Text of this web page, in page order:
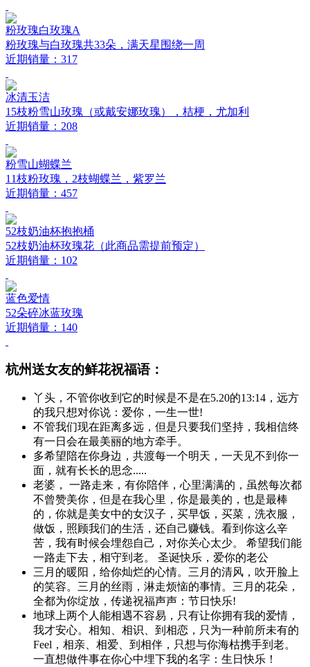
粉玫瑰白玫瑰A
粉玫瑰与白玫瑰共33朵，满天星围绕一周
近期销量：317
冰清玉洁
15枝粉雪山玫瑰（或戴安娜玫瑰），桔梗，尤加利
近期销量：208
粉雪山蝴蝶兰
11枝粉玫瑰，2枝蝴蝶兰，紫罗兰
近期销量：457
52枝奶油杯抱抱桶
52枝奶油杯玫瑰花（此商品需提前预定）
近期销量：102
蓝色爱情
52朵碎冰蓝玫瑰
近期销量：140
杭州送女友的鲜花祝福语：
丫头，不管你收到它的时候是不是在5.20的13:14，远方
的我只想对你说：爱你，一生一世!
不管我们现在距离多远，但是只要我们坚持，我相信终
有一日会在最美丽的地方牵手。
多希望陪在你身边，共渡每一个明天，一天见不到你一
面，就有长长的思念.....
老婆， 一路走来，有你陪伴，心里满满的，虽然每次都
不曾赞美你，但是在我心里，你是最美的，也是最棒
的，你就是美女中的女汉子，买早饭，买菜，洗衣服，
做饭，照顾我们的生活，还自己赚钱。看到你这么辛
苦，我有时候会埋怨自己，对你关心太少。 希望我们能
一路走下去，相守到老。 圣诞快乐，爱你的老公
三月的暖阳，给你灿烂的心情。三月的清风，吹开脸上
的笑容。三月的丝雨，淋走烦恼的事情。三月的花朵，
全都为你绽放，传递祝福声声：节日快乐!
地球上两个人能相遇不容易，只有让你拥有我的爱情，
我才安心。相知、相识、到相恋，只为一种前所未有的
Feel，相亲、相爱、到相伴，只想与你海枯携手到老。
一直想做件事在你心中埋下我的名字：生日快乐！